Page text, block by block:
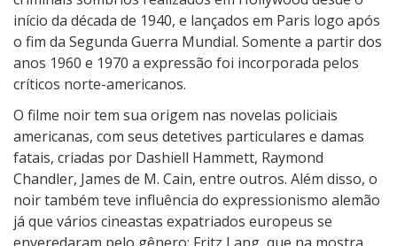
u
t
o
M
o
e
i
a
S
início da década de 1940, e lançados em Paris logo após
o fim da Segunda Guerra Mundial. Somente a partir dos
anos 1960 e 1970 a expressão foi incorporada pelos
críticos norte-americanos.
O filme noir tem sua origem nas novelas policiais
americanas, com seus detetives particulares e damas
fatais, criadas por Dashiell Hammett, Raymond
Chandler, James de M. Cain, entre outros. Além disso, o
noir também teve influência do expressionismo alemão
já que vários cineastas expatriados europeus se